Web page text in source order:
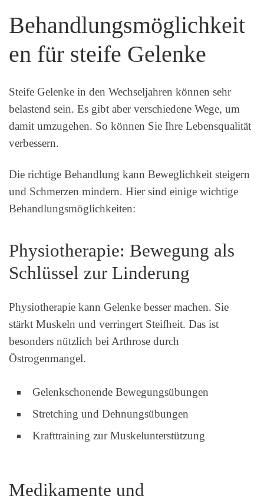
Behandlungsmöglichkeit
en für steife Gelenke
Steife Gelenke in den Wechseljahren können sehr
belastend sein. Es gibt aber verschiedene Wege, um
damit umzugehen. So können Sie Ihre Lebensqualität
verbessern.
Die richtige Behandlung kann Beweglichkeit steigern
und Schmerzen mindern. Hier sind einige wichtige
Behandlungsmöglichkeiten:
Physiotherapie: Bewegung als
Schlüssel zur Linderung
Physiotherapie kann Gelenke besser machen. Sie
stärkt Muskeln und verringert Steifheit. Das ist
besonders nützlich bei Arthrose durch
Östrogenmangel.
Gelenkschonende Bewegungsübungen
Stretching und Dehnungsübungen
Krafttraining zur Muskelunterstützung
Medikamente und